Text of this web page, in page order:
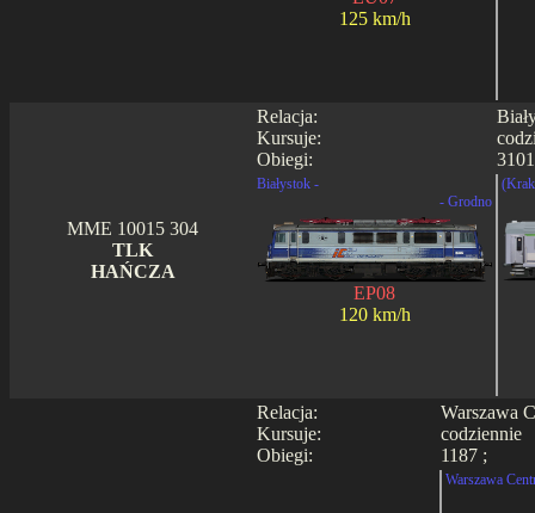
125 km/h
Relacja:
Kursuje:
Obiegi:
MME 10015 304
TLK
HAŃCZA
Białystok -
- Grodno
EP08
120 km/h
Relacja:
Kursuje:
Obiegi:
Warszawa
codziennie
1187 ;
Warszawa